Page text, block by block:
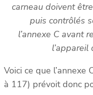
carneau doivent
puis contrôlés
l’annexe C avant
l’appareil
Voici ce que
à 117) prévoit donc